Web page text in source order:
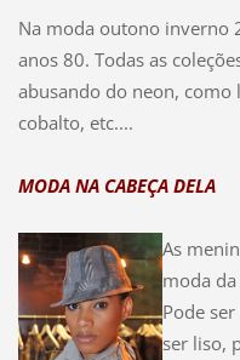
Na moda outono inverno
anos 80. Todas as
abusando do neon, como
cobalto, etc....
MODA NA CABEÇA DELA
As
moda da
Pode
ser liso,